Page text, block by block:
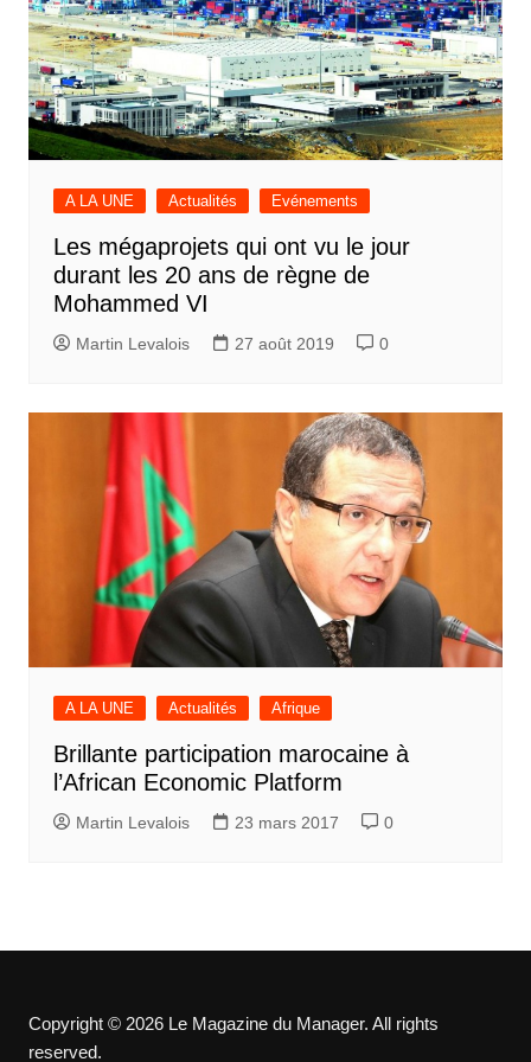
A LA UNE Actualités Evénements
Les mégaprojets qui ont vu le jour
durant les 20 ans de règne de
Mohammed VI
Martin Levalois 27 août 2019 0
A LA UNE Actualités Afrique
Brillante participation marocaine à
l’African Economic Platform
Martin Levalois 23 mars 2017 0
Copyright © 2026 Le Magazine du Manager. All rights
reserved.